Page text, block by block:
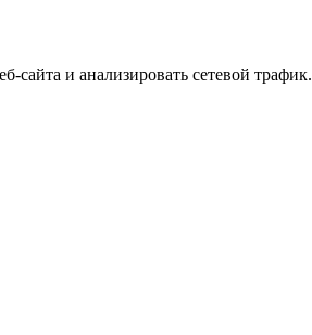
и анализировать сетевой трафик.